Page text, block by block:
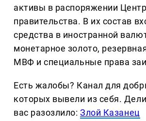
активы в распоряжении
правительства. В их состав
средства в иностранной
монетарное золото,
МВФ и специальные права
Есть жалобы? Канал для
которых вывели из себя.
вас разозлило:Злой Казанец